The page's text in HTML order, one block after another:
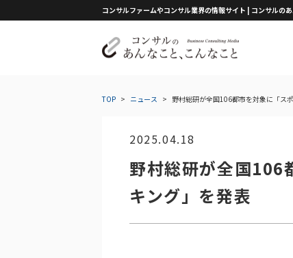
コンサルファームやコンサル業界の情報サイト | コンサルの
TOP > ニュース > 野村総研が全国106都市を対象に「ス
2025.04.18
野村総研が全国106
キング」を発表